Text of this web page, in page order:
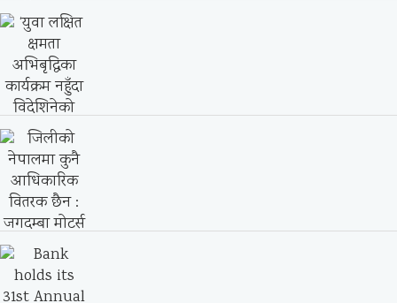
नेपालको अर्थतन्त्र : वर्तमान अवस्था, चुनौतीहरू
र सुधारका...
‘युवा लक्षित क्षमता अभिबृद्धिका कार्यक्रम नहुँदा
विदेशिनेको संख्या...